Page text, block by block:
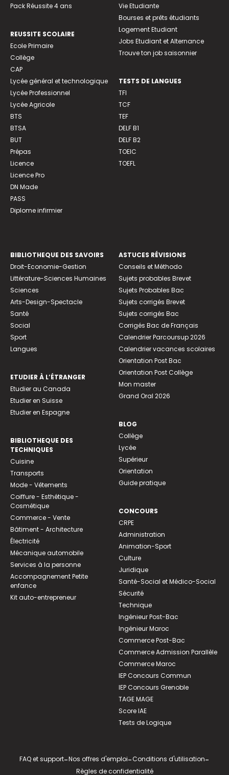
Pack Réussite 4 ans
REUSSITE SCOLAIRE
Ecole Primaire
Collège
CAP
Lycée général et technologique
Lycée Professionnel
Lycée Agricole
BTS
BTSA
BUT
Prépas
Licence
Licence Pro
DN Made
PASS
Diplome infirmier
Vie Etudiante
Bourses et prêts étudiants
Logement Etudiant
Jobs Etudiant et Alternance
Trouve ton job saisonnier
TESTS DE LANGUES
TFI
TCF
TEF
DELF B1
DELF B2
TOEIC
TOEFL
BIBLIOTHEQUE DES SAVOIRS
Droit-Economie-Gestion
Littérature-Sciences Humaines
Sciences
Arts-Design-Spectacle
Santé
Social
Sport
Langues
ETUDIER À L’ÉTRANGER
Etudier au Canada
Etudier en Suisse
Etudier en Espagne
BIBLIOTHEQUE DES
TECHNIQUES
Cuisine
Transports
Mode - Vêtements
Coiffure - Esthétique -
Cosmétique
Commerce - Vente
Bâtiment - Architecture
Électricité
Mécanique automobile
Services à la personne
Accompagnement Petite
enfance
Kit auto-entrepreneur
ASTUCES RÉVISIONS
Conseils et Méthodo
Sujets probables Brevet
Sujets Probables Bac
Sujets corrigés Brevet
Sujets corrigés Bac
Corrigés Bac de Français
Calendrier Parcoursup 2026
Calendrier vacances scolaires
Orientation Post Bac
Orientation Post Collège
Mon master
Grand Oral 2026
BLOG
Collège
Lycée
Supérieur
Orientation
Guide pratique
CONCOURS
CRPE
Administration
Animation-Sport
Culture
Juridique
Santé-Social et Médico-Social
Sécurité
Technique
Ingénieur Post-Bac
Ingénieur Maroc
Commerce Post-Bac
Commerce Admission Parallèle
Commerce Maroc
IEP Concours Commun
IEP Concours Grenoble
TAGE MAGE
Score IAE
Tests de Logique
FAQ et support-Nos offres d'emploi-Conditions d'utilisation-
Règles de confidentialité